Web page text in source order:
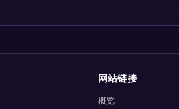
网站链接
概览